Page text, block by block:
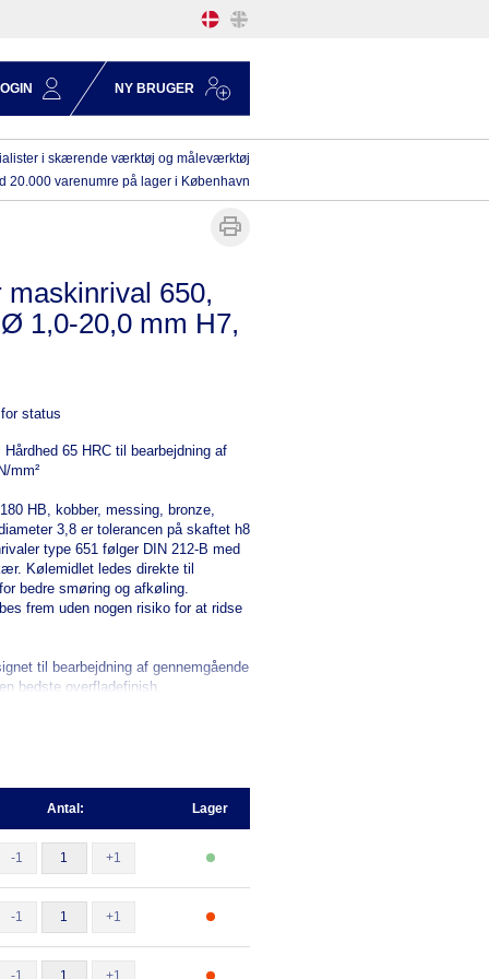
NY BRUGER
i skærende værktøj og måleværktøj
20.000 varenumre på lager i København
maskinrival 650,
1,0-20,0 mm H7,
status
65 HRC til bearbejdning af
mm²
HB, kobber, messing, bronze,
3,8 er tolerancen på skaftet h8
type 651 følger DIN 212-B med
Kølemidlet ledes direkte til
bedre smøring og afkøling.
frem uden nogen risiko for at ridse
til bearbejdning af gennemgående
bedste overfladefinish.
Antal: Lager
-1 +1
-1 +1
-1 +1